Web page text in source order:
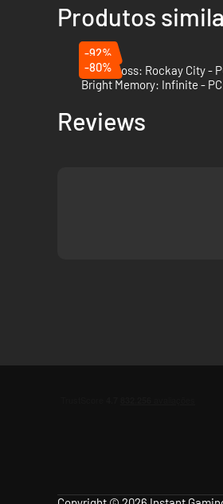
Produtos
-92%
Crime Boss: Rockay City -
-80%
Bright Memory: Infinite -
Reviews